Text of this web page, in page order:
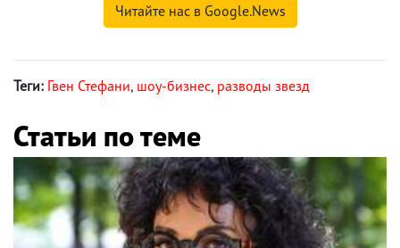
Читайте нас в Google.News
Теги: Гвен Стефани, шоу-бизнес, разводы звезд
Статьи по теме